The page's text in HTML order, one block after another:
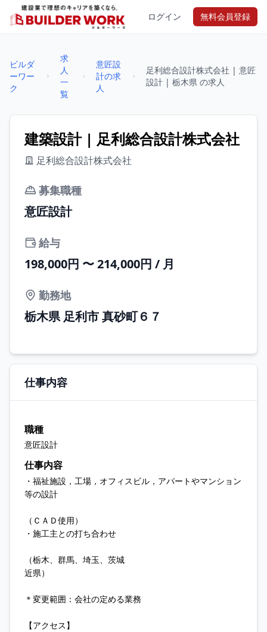
ログイン 無料会員登録
ビルダ
ーワー
ク
求
人
一
覧
意匠設
計の求
人
足利総合設計株式会社 | 意匠
設計 | 栃木県 の求人
建築設計 | 足利総合設計株式会社
足利総合設計株式会社
募集職種
意匠設計
給与
198,000円 〜 214,000円 / 月
勤務地
栃木県 足利市 真砂町６７
仕事内容
職種
意匠設計
仕事内容
・福祉施設，工場，オフィスビル，アパートやマンション
等の設計
（ＣＡＤ使用）
・施工主との打ち合わせ
（栃木、群馬、埼玉、茨城
近県）
＊変更範囲：会社の定める業務
【アクセス】